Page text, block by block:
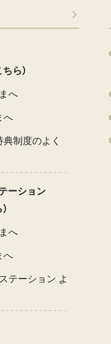
ら）
へ
へ
典制度のよく
ーション
へ
へ
テーション よ